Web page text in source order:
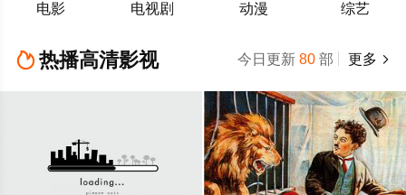
电影 电视剧 动漫 综艺
热播高清影视 更多 
今日更新 80部